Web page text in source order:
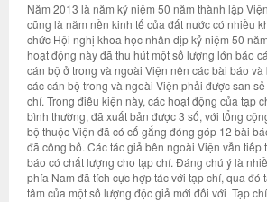
Năm 2013 là năm kỷ niệm 50 năm thành lập
cũng là năm nền kinh tế của đất nước có nhiều
chức Hội nghị khoa học nhân dịp kỷ niệm 50
hoạt động này đã thu hút một số lượng lớn báo
cán bộ ở trong và ngoài Viện nên các bài báo
các cán bộ trong và ngoài Viện phải được san
chí. Trong điều kiện này, các hoạt động của tạp
bình thường, đã xuất bản được 3 số, với tổng
bộ thuộc Viện đã có cố gắng đóng góp 12 bài
đã công bố. Các tác giả bên ngoài Viện vẫn tiếp
báo có chất lượng cho tạp chí. Đáng chú ý là
phía Nam đã tích cực hợp tác với tạp chí, qua đó
tâm của một số lượng độc giả mới đối với Tạp